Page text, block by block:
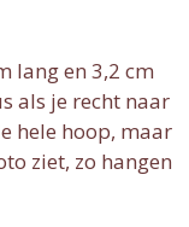
lang en 3,2 cm
als je recht naar
hele hoop, maar
ziet, zo hangen